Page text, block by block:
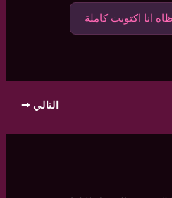
انا اكتويت كاملة
التالي